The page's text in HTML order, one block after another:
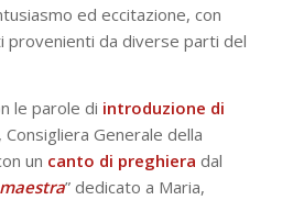
ed eccitazione, con
provenienti da diverse parti del
le parole di introduzione di
, Consigliera Generale della
un canto di preghiera dal
” dedicato a Maria,